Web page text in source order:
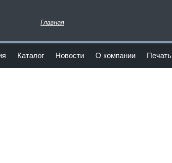
Главная
Каталог Новости О компании Печать